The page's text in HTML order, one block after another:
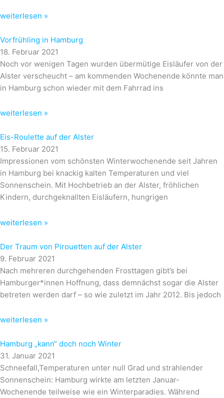
weiterlesen »
Vorfrühling in Hamburg
18. Februar 2021
Noch vor wenigen Tagen wurden übermütige Eisläufer von der
Alster verscheucht – am kommenden Wochenende könnte man
in Hamburg schon wieder mit dem Fahrrad ins
weiterlesen »
Eis-Roulette auf der Alster
15. Februar 2021
Impressionen vom schönsten Winterwochenende seit Jahren
in Hamburg bei knackig kalten Temperaturen und viel
Sonnenschein. Mit Hochbetrieb an der Alster, fröhlichen
Kindern, durchgeknallten Eisläufern, hungrigen
weiterlesen »
Der Traum von Pirouetten auf der Alster
9. Februar 2021
Nach mehreren durchgehenden Frosttagen gibt’s bei
Hamburger*innen Hoffnung, dass demnächst sogar die Alster
betreten werden darf – so wie zuletzt im Jahr 2012. Bis jedoch
weiterlesen »
Hamburg „kann“ doch noch Winter
31. Januar 2021
Schneefall,Temperaturen unter null Grad und strahlender
Sonnenschein: Hamburg wirkte am letzten Januar-
Wochenende teilweise wie ein Winterparadies. Während